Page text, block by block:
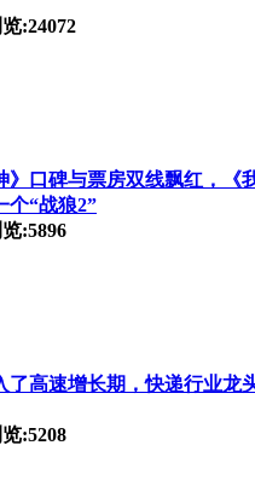
:24072
》口碑与票房双线飘红，《
个“战狼2”
:5896
了高速增长期，快递行业龙
:5208